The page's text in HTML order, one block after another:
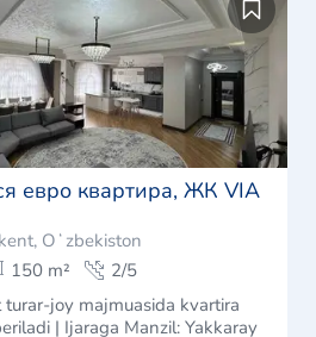
евро квартира, ЖК VIA
Oʻzbekiston
150 m²
2/5
turar-joy majmuasida kvartira
Ijaraga Manzil: Yakkaray